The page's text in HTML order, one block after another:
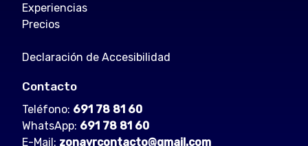
Experiencias
Precios
Declaración de Accesibilidad
Contacto
Teléfono: 691 78 81 60
WhatsApp: 691 78 81 60
E-Mail: zonavrcontacto@gmail.com